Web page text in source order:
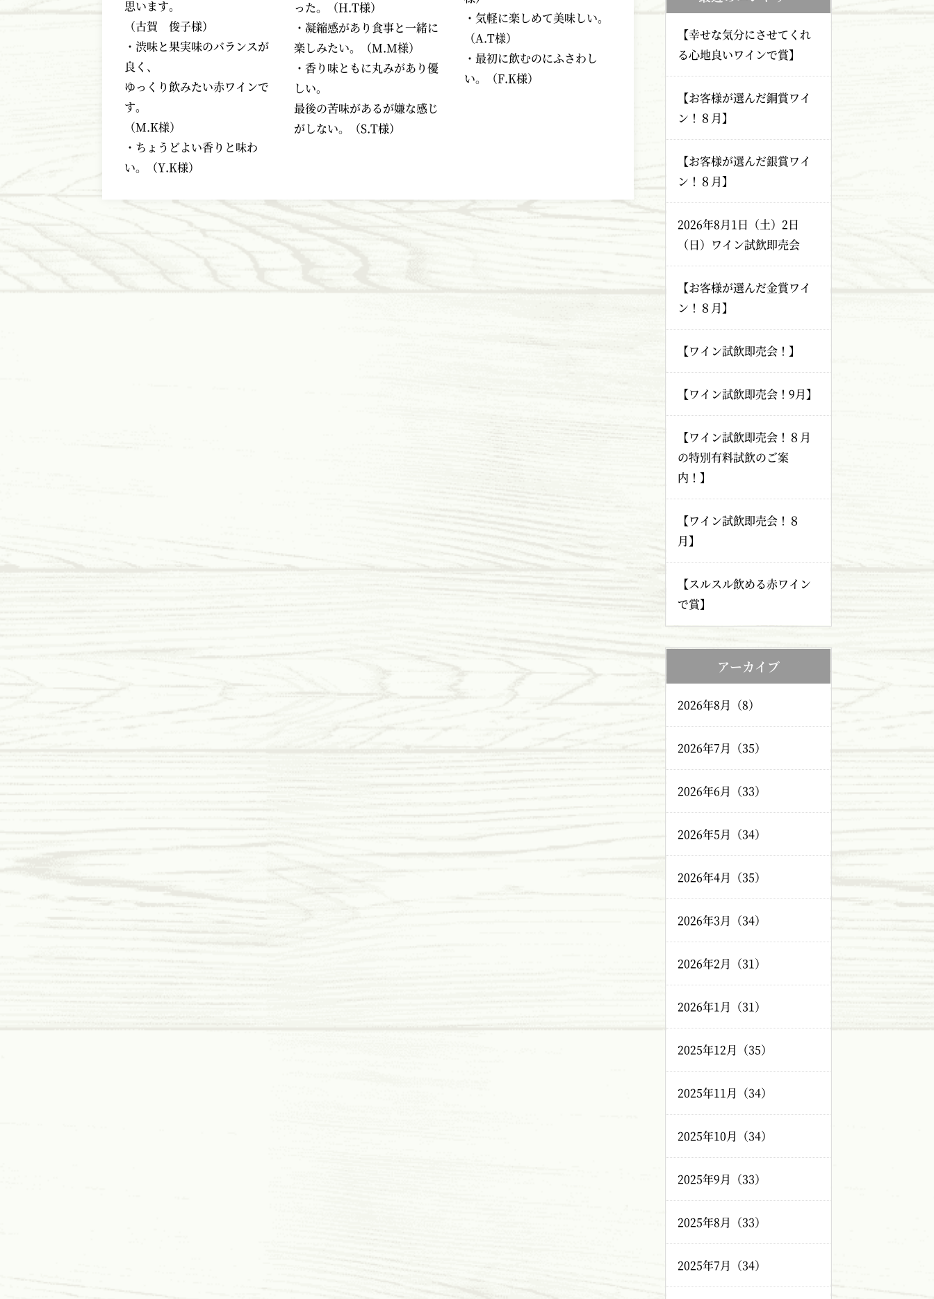
思います。
（古賀 俊子様）
・渋味と果実味のバランスが
良く、
ゆっくり飲みたい赤ワインで
す。
（M.K様）
・ちょうどよい香りと味わ
い。（Y.K様）
った。（H.T様）
・凝縮感があり食事と一緒に
楽しみたい。（M.M様）
・香り味ともに丸みがあり優
しい。
最後の苦味があるが嫌な感じ
がしない。（S.T様）
・気軽に楽しめて美味しい。
（A.T様）
・最初に飲むのにふさわし
い。（F.K様）
【幸せな気分にさせてくれ
る心地良いワインで賞】
【お客様が選んだ銅賞ワイ
ン！８月】
【お客様が選んだ銀賞ワイ
ン！８月】
2026年8月1日（土）2日
（日）ワイン試飲即売会
【お客様が選んだ金賞ワイ
ン！８月】
【ワイン試飲即売会！】
【ワイン試飲即売会！9月】
【ワイン試飲即売会！８月
の特別有料試飲のご案
内！】
【ワイン試飲即売会！８
月】
【スルスル飲める赤ワイン
で賞】
アーカイブ
2026年8月（8）
2026年7月（35）
2026年6月（33）
2026年5月（34）
2026年4月（35）
2026年3月（34）
2026年2月（31）
2026年1月（31）
2025年12月（35）
2025年11月（34）
2025年10月（34）
2025年9月（33）
2025年8月（33）
2025年7月（34）